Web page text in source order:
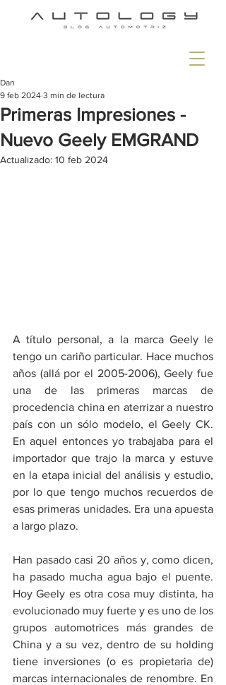
Primeras Impresiones -
Nuevo Geely EMGRAND
Dan
9 feb 2024 3 min de lectura
Actualizado: 10 feb 2024
A título personal, a la marca Geely le
tengo un cariño particular. Hace muchos
años (allá por el 2005-2006), Geely fue
una de las primeras marcas de
procedencia china en aterrizar a nuestro
país con un sólo modelo, el Geely CK.
En aquel entonces yo trabajaba para el
importador que trajo la marca y estuve
en la etapa inicial del análisis y estudio,
por lo que tengo muchos recuerdos de
esas primeras unidades. Era una apuesta
a largo plazo.
Han pasado casi 20 años y, como dicen,
ha pasado mucha agua bajo el puente.
Hoy Geely es otra cosa muy distinta, ha
evolucionado muy fuerte y es uno de los
grupos automotrices más grandes de
China y a su vez, dentro de su holding
tiene inversiones (o es propietaria de)
marcas internacionales de renombre. En